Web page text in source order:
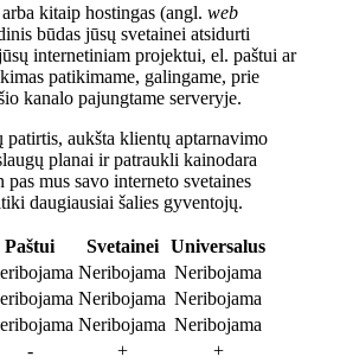
kitaip hostingas (angl. web
būdas jūsų svetainei atsidurti
internetiniam projektui, el. paštui ar
patikimame, galingame, prie
kanalo pajungtame serveryje.
patirtis, aukšta klientų aptarnavimo
planai ir patraukli kainodara
pas mus savo interneto svetaines
daugiausiai šalies gyventojų.
Paštui Svetainei
Universalus
Neribojama Neribojama
Neribojama Neribojama
Neribojama Neribojama
- +
+